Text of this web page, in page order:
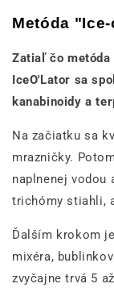
Metóda
Zatiaľ čo
IceO'Lator sa
kanabinoidy a
Na začiatku sa
mrazničky.
naplnenej vodou
trichómy stiahli,
Ďalším krokom
mixéra,
zvyčajne trvá 5